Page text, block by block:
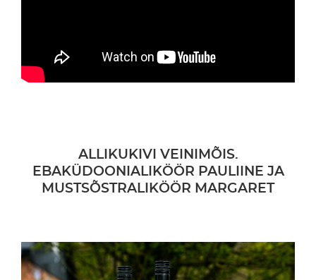
ALLIKUKIVI VEINIMÕIS.
EBAKÜDOONIALIKÖÖR PAULIINE JA
MUSTSÕSTRALIKÖÖR MARGARET